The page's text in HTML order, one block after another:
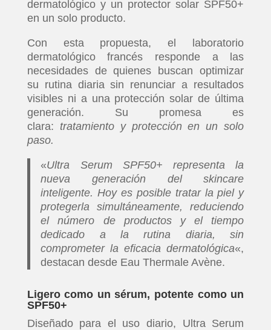
dermatológico y un protector solar SPF50+
en un solo producto.
Con esta propuesta, el laboratorio
dermatológico francés responde a las
necesidades de quienes buscan optimizar
su rutina diaria sin renunciar a resultados
visibles ni a una protección solar de última
generación. Su promesa es
clara: tratamiento y protección en un solo
paso.
«Ultra Serum SPF50+ representa la
nueva generación del skincare
inteligente. Hoy es posible tratar la piel y
protegerla simultáneamente, reduciendo
el número de productos y el tiempo
dedicado a la rutina diaria, sin
comprometer la eficacia dermatológica«,
destacan desde Eau Thermale Avène.
Ligero como un sérum, potente como un
SPF50+
Diseñado para el uso diario, Ultra Serum